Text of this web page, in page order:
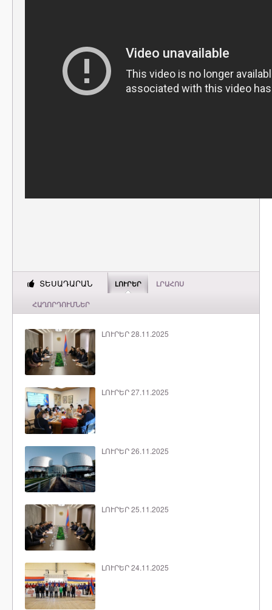
ՏԵՍԱԴԱՐԱՆ ԼՈՒՐԵՐ ԼՐԱՀՈՍ
ՀԱՂՈՐԴՈՒՄՆԵՐ
ԼՈՒՐԵՐ 28.11.2025
ԼՈՒՐԵՐ 27.11.2025
ԼՈՒՐԵՐ 26.11.2025
ԼՈՒՐԵՐ 25.11.2025
ԼՈՒՐԵՐ 24.11.2025